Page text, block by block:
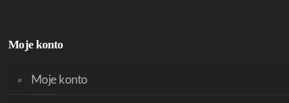
Moje konto
Moje konto